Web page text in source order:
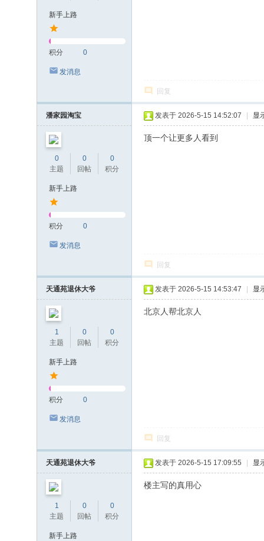
新手上路
积分 0
发消息
回复
潘家园淘宝
0
主题
0
回帖
0
积分
新手上路
积分 0
发消息
发表于 2026-5-15 14:52:07 显
顶一个让更多人看到
回复
天通苑退休大爷
1
主题
0
回帖
0
积分
新手上路
积分 0
发消息
发表于 2026-5-15 14:53:47 显
北京人帮北京人
回复
天通苑退休大爷
1
主题
0
回帖
0
积分
新手上路
发表于 2026-5-15 17:09:55 显
楼主写的真用心